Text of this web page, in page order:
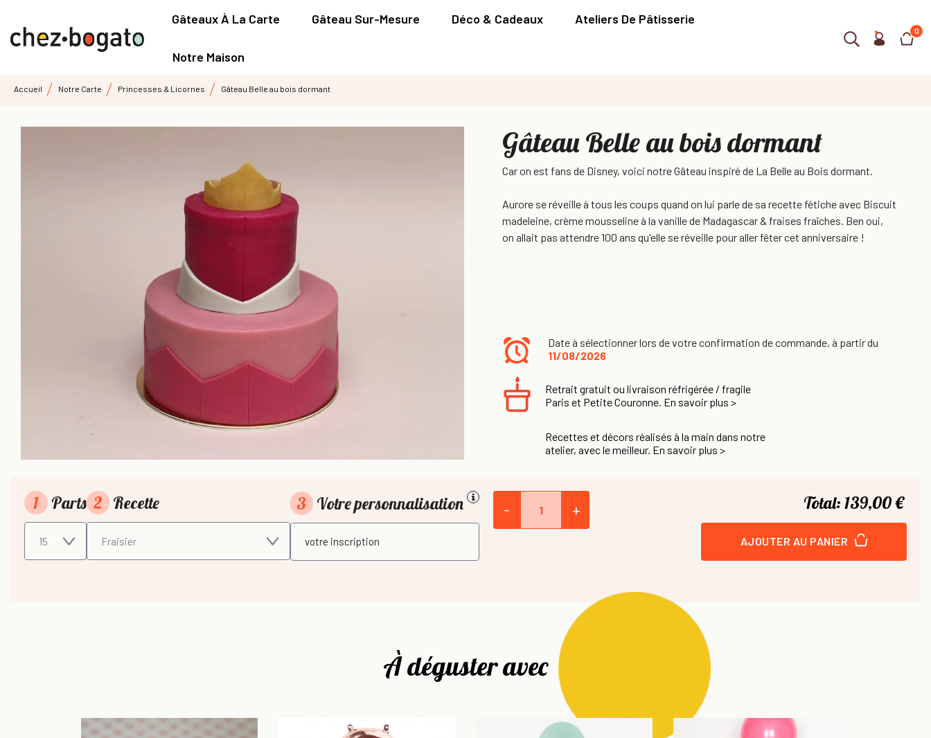
Gâteaux À La Carte Gâteau Sur-Mesure Déco & Cadeaux Ateliers De Pâtisserie
Notre Maison
0
Accueil Notre Carte Princesses & Licornes Gâteau Belle au bois dormant
Gâteau Belle au bois dormant
Car on est fans de Disney, voici notre Gâteau inspiré de La Belle au Bois dormant.
Aurore se réveille à tous les coups quand on lui parle de sa recette fétiche avec Biscuit
madeleine, crème mousseline à la vanille de Madagascar & fraises fraîches. Ben oui,
on allait pas attendre 100 ans qu'elle se réveille pour aller fêter cet anniversaire !
Date à sélectionner lors de votre confirmation de commande, à partir du
11/08/2026
Retrait gratuit ou livraison réfrigérée / fragile
Paris et Petite Couronne. En savoir plus >
Recettes et décors réalisés à la main dans notre
atelier, avec le meilleur. En savoir plus >
1 Parts 2 Recette 3 Votre personnalisation - + Total: 139,00 €
AJOUTER AU PANIER
À déguster avec